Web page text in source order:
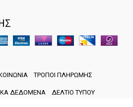
ΤΡΟΠΟΙ ΠΛΗΡΩΜΗΣ
ΔΕΔΟΜΕΝΑ ΔΕΛΤΙΟ ΤΥΠΟΥ